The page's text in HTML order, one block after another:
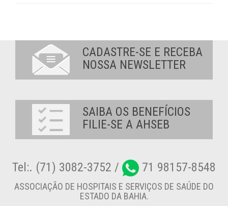
CADASTRE-SE E RECEBA
NOSSA NEWSLETTER
SAIBA OS BENEFÍCIOS
FILIE-SE A AHSEB
Tel:. (71) 3082-3752 / 71 98157-8548
ASSOCIAÇÃO DE HOSPITAIS E SERVIÇOS DE SAÚDE DO
ESTADO DA BAHIA.